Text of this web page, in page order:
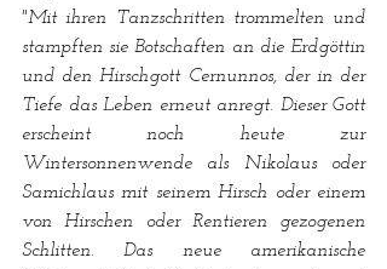
"Mit ihren Tanzschritten trommelten und
stampften sie Botschaften an die Erdgöttin
und den Hirschgott Cernunnos, der in der
Tiefe das Leben erneut anregt. Dieser Gott
erscheint noch heute zur
Wintersonnenwende als Nikolaus oder
Samichlaus mit seinem Hirsch oder einem
von Hirschen oder Rentieren gezogenen
Schlitten. Das neue amerikanische